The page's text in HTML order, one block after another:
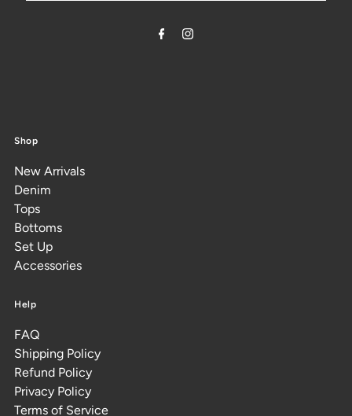
Shop
New Arrivals
Denim
Tops
Bottoms
Set Up
Accessories
Help
FAQ
Shipping Policy
Refund Policy
Privacy Policy
Terms of Service